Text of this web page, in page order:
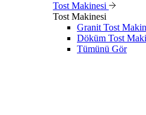
Tost Makinesi
Tost Makinesi
Granit Tost
Döküm Tost
Tümünü Gör